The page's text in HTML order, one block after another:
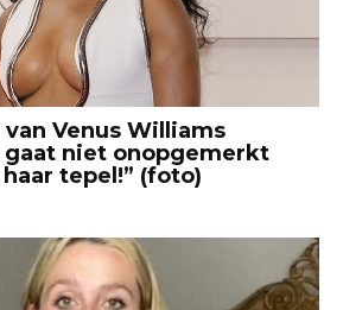
van Venus Williams
gaat niet onopgemerkt
tepel!” (foto)